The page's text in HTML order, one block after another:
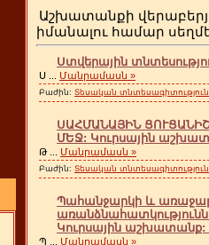
Աշխատանքի
իմանալու համար
Ստվերային
Ս Մանրամասն »
Բաժին: Տեսական տնտեսագիտություն
ՍԱՀՄԱՆԱՅԻՆ
ՄԵՋ: Կուրսային
Թ Մանրամասն »
Բաժին: Տեսական տնտեսագիտություն
Պահանջարկի և
Կուրսային աշխատանք:
Պ Մանրամասն »